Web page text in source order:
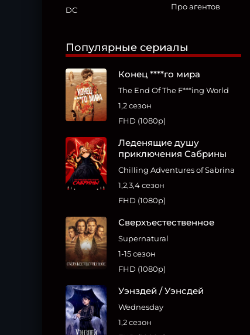
DC
Про агентов
Популярные сериалы
Конец ****го мира
The End Of The F***ing World
1,2 сезон
FHD (1080p)
Леденящие душу
приключения Сабрины
Chilling Adventures of Sabrina
1,2,3,4 сезон
FHD (1080p)
Сверхъестественное
Supernatural
1-15 сезон
FHD (1080p)
Уэнздей / Уэнсдей
Wednesday
1,2 сезон